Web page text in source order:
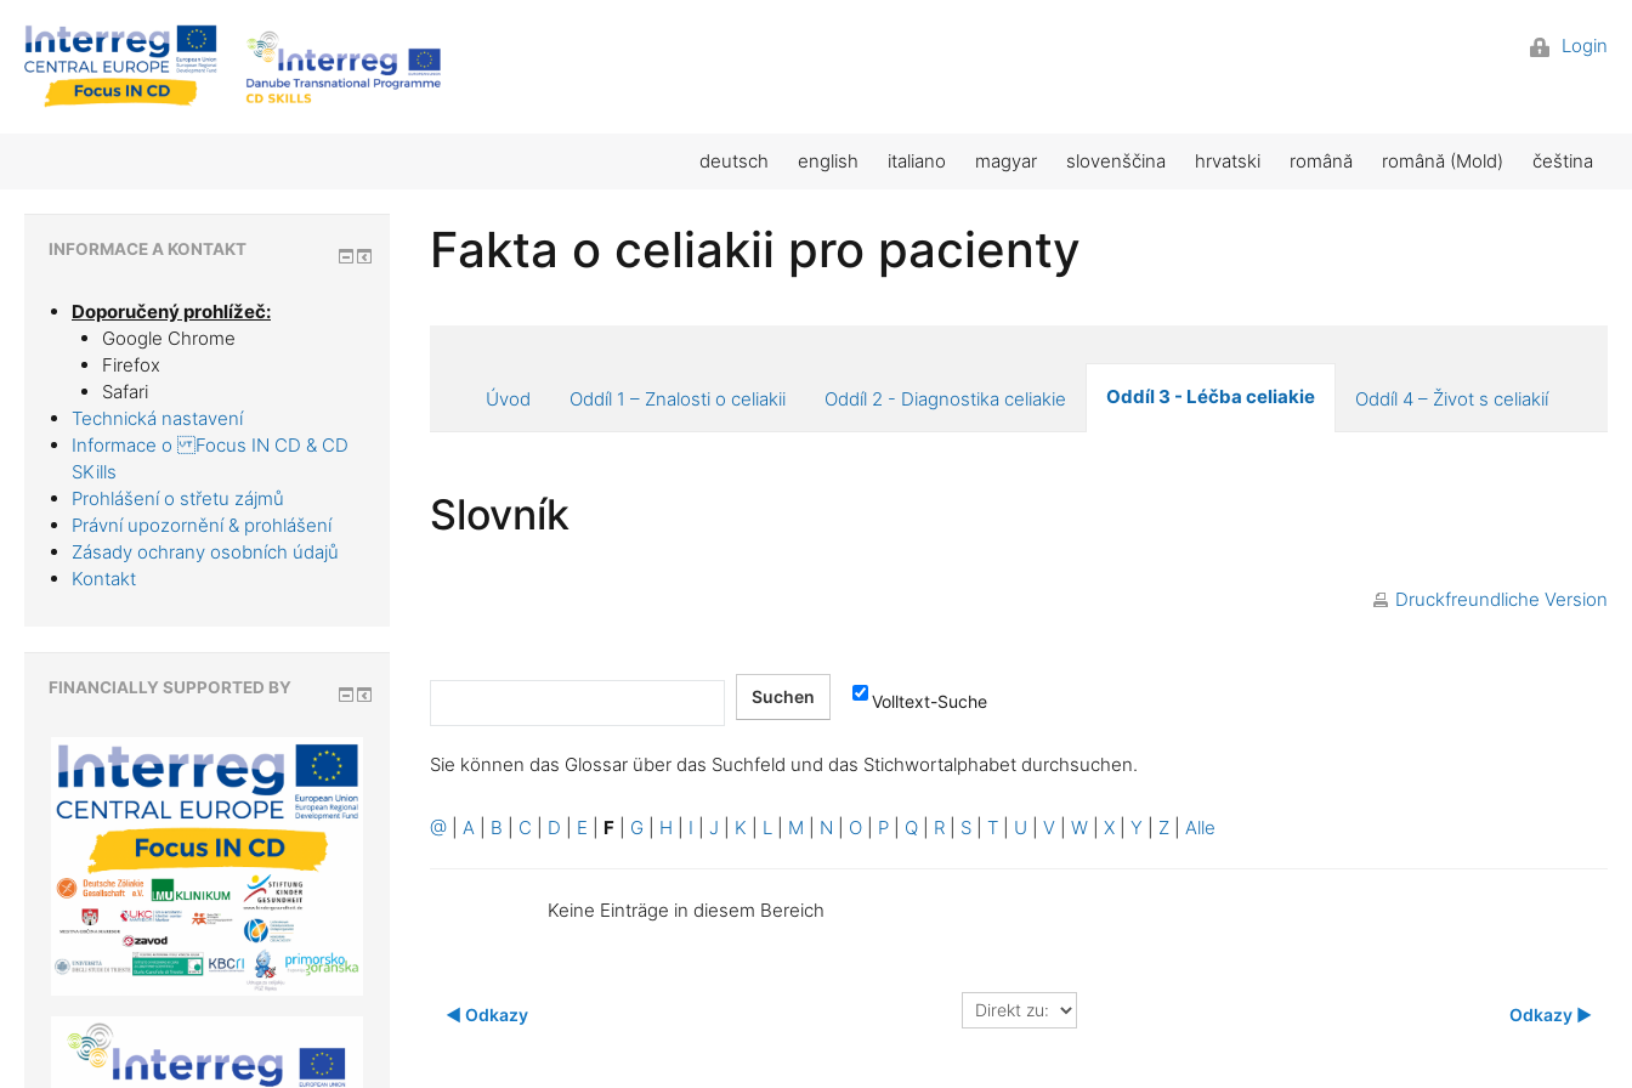
Login
deutsch english italiano magyar slovenščina hrvatski română română (Mold) čeština
Fakta o celiakii pro pacienty
Úvod Oddíl 1 – Znalosti o celiakii Oddíl 2 - Diagnostika celiakie Oddíl 3 - Léčba celiakie Oddíl 4 – Život s celiakií
Slovník
Druckfreundliche Version
Volltext-Suche
Sie können das Glossar über das Suchfeld und das Stichwortalphabet durchsuchen.
@ |A B C D E F G H I |J K L M N O P Q R S |T U |V |W |X |Y Z |Alle
Keine Einträge in diesem Bereich
◀︎ Odkazy
Direkt
zu:
Odkazy ▶︎
INFORMACE A KONTAKT
Doporučený prohlížeč:
Google Chrome
Firefox
Safari
Technická nastavení
Informace o Focus IN CD & CD
SKills
Prohlášení o střetu zájmů
Právní upozornění & prohlášení
Zásady ochrany osobních údajů
Kontakt
FINANCIALLY SUPPORTED BY